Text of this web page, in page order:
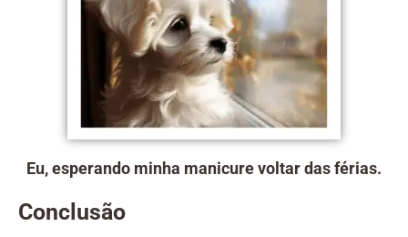
Eu, esperando minha manicure voltar das férias.
Conclusão